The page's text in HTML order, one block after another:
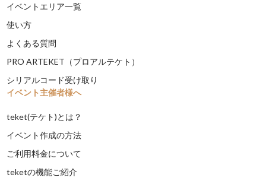
イベントエリア一覧
使い方
よくある質問
PRO ARTEKET（プロアルテケト）
シリアルコード受け取り
イベント主催者様へ
teket(テケト)とは？
イベント作成の方法
ご利用料金について
teketの機能ご紹介